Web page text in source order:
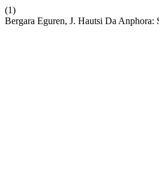
(1)
Bergara Eguren, J. Hautsi Da